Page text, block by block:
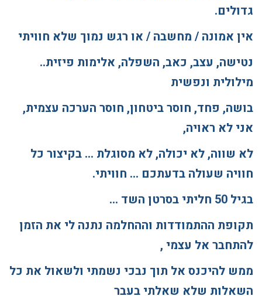
גדולים.
אין אמונה / מחשבה / או רגש נמוך שלא חוויתי
נטישה, עצב, כאב, השפלה, אלימות פיזית..
מילולית ונפשית
בושה, פחד, חוסר ביטחון, חוסר הערכה עצמית,
אני לא ראויה,
לא שווה, לא יכולה, לא מסוגלת … בקיצור כל
חוויה שעולה בדעתכם … חוויתי.
בגיל 50 חליתי בסרטן השד
…
תקופת ההתמודדות וההחלמה נתנה לי את הזמן
להתחבר אל עצמי ,
ממש להיכנס אל תוך נבכי נשמתי ולשאול את כל
השאלות שלא שאלתי בעבר